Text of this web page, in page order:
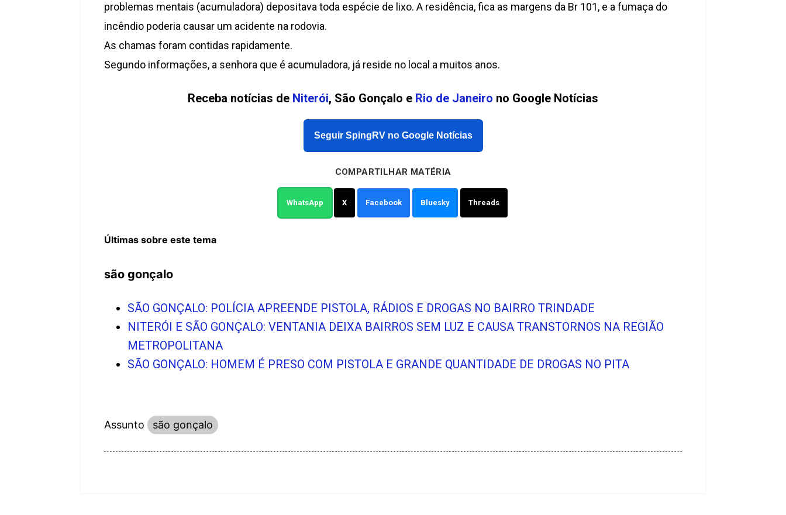
problemas mentais (acumuladora) depositava toda espécie de lixo. A residência, fica as margens da Br 101, e a fumaça do
incêndio poderia causar um acidente na rodovia.
As chamas foram contidas rapidamente.
Segundo informações, a senhora que é acumuladora, já reside no local a muitos anos.
Receba notícias de Niterói, São Gonçalo e Rio de Janeiro no Google Notícias
Seguir SpingRV no Google Notícias
COMPARTILHAR MATÉRIA
WhatsApp X Facebook Bluesky Threads
Últimas sobre este tema
são gonçalo
SÃO GONÇALO: POLÍCIA APREENDE PISTOLA, RÁDIOS E DROGAS NO BAIRRO TRINDADE
NITERÓI E SÃO GONÇALO: VENTANIA DEIXA BAIRROS SEM LUZ E CAUSA TRANSTORNOS NA REGIÃO
METROPOLITANA
SÃO GONÇALO: HOMEM É PRESO COM PISTOLA E GRANDE QUANTIDADE DE DROGAS NO PITA
Assunto são gonçalo